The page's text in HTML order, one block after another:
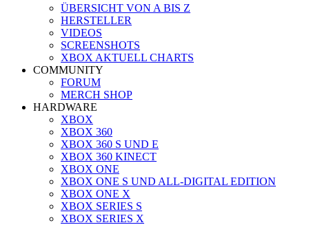
ÜBERSICHT VON A BIS Z
HERSTELLER
VIDEOS
SCREENSHOTS
XBOX AKTUELL CHARTS
COMMUNITY
FORUM
MERCH SHOP
HARDWARE
XBOX
XBOX 360
XBOX 360 S UND E
XBOX 360 KINECT
XBOX ONE
XBOX ONE S UND ALL-DIGITAL EDITION
XBOX ONE X
XBOX SERIES S
XBOX SERIES X